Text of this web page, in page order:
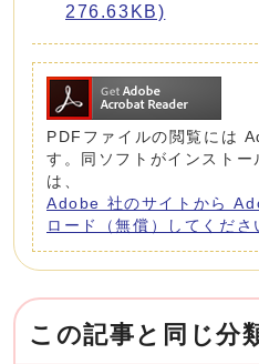
276.63KB)
PDFファイルの閲覧には
す。同ソフトがインストー
は、
Adobe 社のサイトから
ロード（無償）してくださ
この記事と同じ分